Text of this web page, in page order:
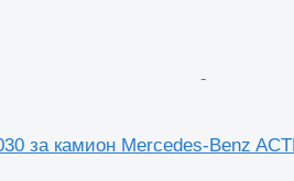
за камион Mercedes-Benz